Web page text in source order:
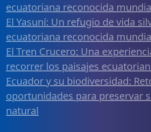
ecuatoriana reconocida
El Yasuní: Un refugio de vida
ecuatoriana reconocida
El Tren Crucero: Una
recorrer los paisajes
Ecuador y su biodiversidad:
oportunidades para preservar
natural